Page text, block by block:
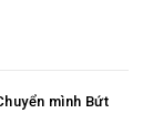
mình Bứt